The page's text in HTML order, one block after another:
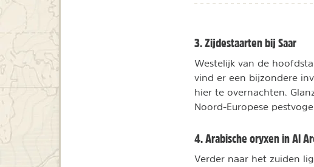
3. Zijdestaarten bij Saar
Westelijk van de
vind er een bijzondere
hier te overnachten.
Noord-Europese
4. Arabische oryxen in Al
Verder naar het zuiden